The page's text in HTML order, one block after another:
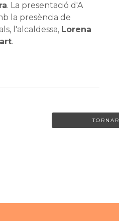
. La presentació d'A
la presència de
l'alcaldessa, Lorena
.
TORNAR